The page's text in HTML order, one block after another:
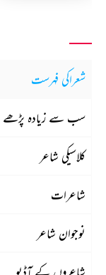
شعراکی فہرست
سب سے زیادہ پڑھے
کلاسیکی شاعر
شاعرات
نوجوان شاعر
شاعروں کے آڈیو